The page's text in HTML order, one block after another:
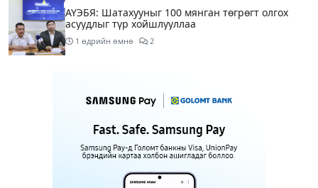
АҮЭБЯ: Шатахууныг 100 мянган төгрөгт олгох
асуудлыг түр хойшлууллаа
1 өдрийн өмнө 2
автобензинийг агуулахуудад буулгах ажлыг
зохион байгуулж байна
Ерөнхий сайд БНХАУ-аас сар бүр 12-15 мянган
тонн АИ-92 автобензин тогтмол нийлүүлэх хүсэлт